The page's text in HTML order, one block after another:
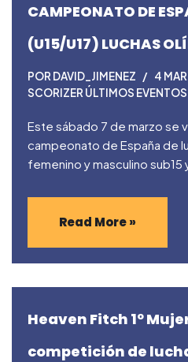
CAMPEONATO DE
(U15/U17) LUCHAS
POR DAVID_JIMENEZ
4
SCORIZER ÚLTIMOS EVENTOS
Este sábado 7 de marzo se
campeonato de España de
femenino y masculino sub15
Read More »
Heaven Fitch 1º
competición de